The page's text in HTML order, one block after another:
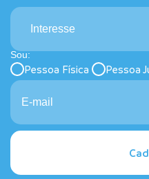
Interesse
Sou:
Pessoa Física Pessoa